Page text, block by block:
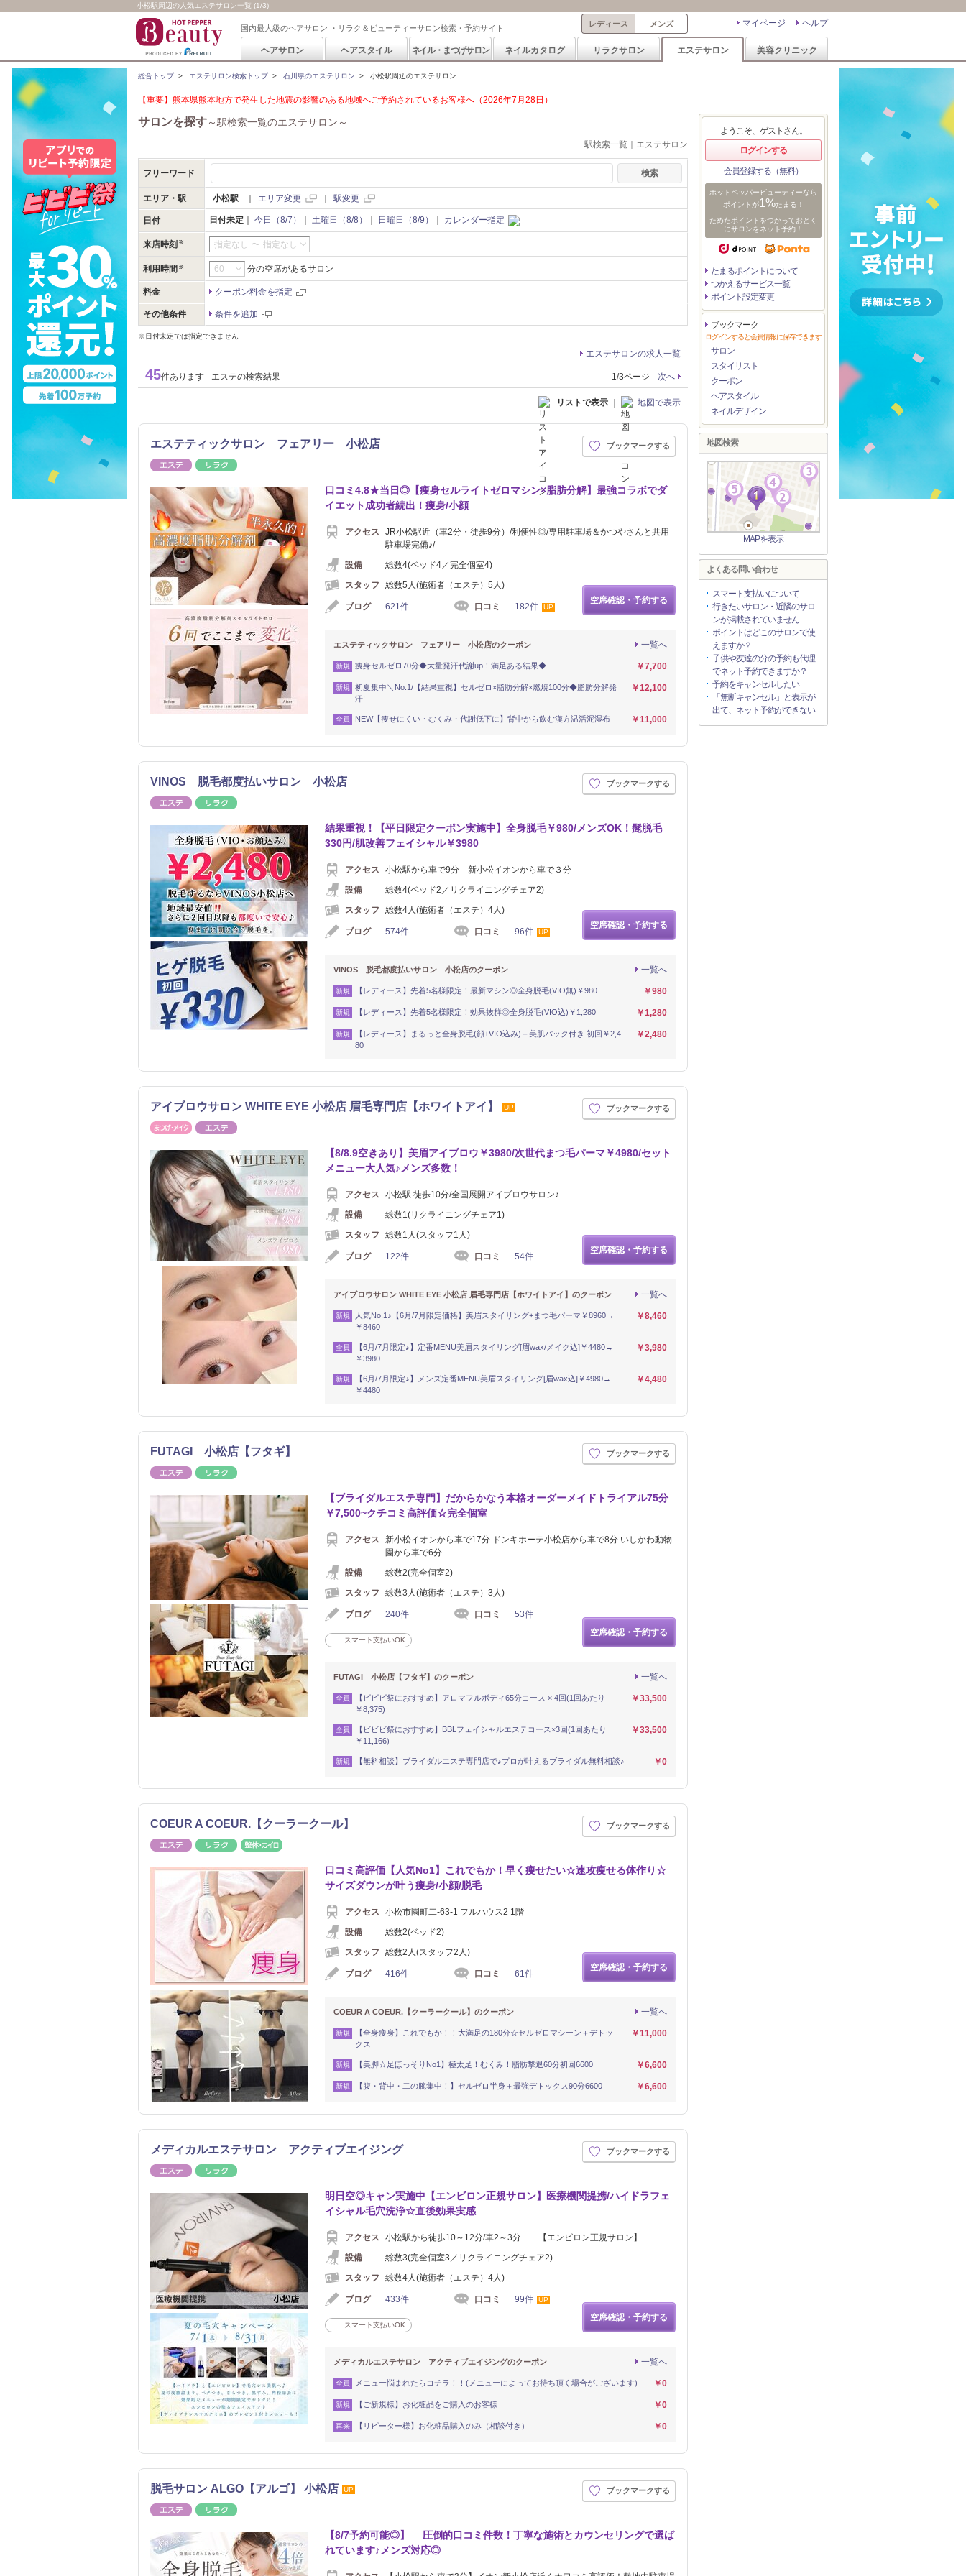
小松駅周辺の人気エステサロン一覧 (1/3)
国内最大級のヘアサロン ・リラク＆ビューティーサロン検索・予約サイト ヘルプ
マイページ
レディース メンズ
ヘアサロン ヘアスタイル ネイル・まつげサロン ネイルカタログ リラクサロン エステサロン 美容クリニック
総合トップ> エステサロン検索トップ> 石川県のエステサロン > 小松駅周辺のエステサロン
【重要】熊本県熊本地方で発生した地震の影響のある地域へご予約されているお客様へ（2026年7月28日）
サロンを探す～駅検索一覧のエステサロン～
駅検索一覧｜エステサロン
フリーワード
エリア・駅 小松駅 エリア変更 駅変更
日付 日付未定 今日（8/7） 土曜日（8/8） 日曜日（8/9） カレンダー指定
来店時刻 指定なし 〜 指定なし
利用時間 分の空席があるサロン
料金 クーポン料金を指定
その他条件 条件を追加
※日付未定では指定できません
エステサロンの求人一覧
45件あります - エステの検索結果 1/3ページ 次へ
リストで表示 ｜ 地図で表示
エステティックサロン フェアリー 小松店
エステ
ブックマークする
口コミ4.8★当日◎【痩身セルライトゼロマシン×脂肪分解】最強コラボでダ
イエット成功者続出！痩身/小顔
アクセス
JR小松駅近（車2分・徒歩9分）/利便性◎/専用駐車場＆かつやさんと共用
駐車場完備♪/
設備
総数4(ベッド4／完全個室4)
スタッフ
総数5人(施術者（エステ）5人)
ブログ 621件 口コミ 182件 UP
空席確認・予約する
一覧へ
エステティックサロン フェアリー 小松店のクーポン
新規 痩身セルゼロ70分◆大量発汗代謝up！満足ある結果◆ ￥7,700
新規
初夏集中＼No.1/【結果重視】セルゼロ×脂肪分解×燃焼100分◆脂肪分解発
汗!
￥12,100
全員 NEW【痩せにくい・むくみ・代謝低下に】背中から飲む漢方温活泥湿布 ￥11,000
VINOS 脱毛都度払いサロン 小松店
エステ
ブックマークする
結果重視！【平日限定クーポン実施中】全身脱毛￥980/メンズOK！髭脱毛
330円/肌改善フェイシャル￥3980
アクセス
小松駅から車で9分 新小松イオンから車で３分
設備
総数4(ベッド2／リクライニングチェア2)
スタッフ
総数4人(施術者（エステ）4人)
ブログ 574件 口コミ 96件 UP
空席確認・予約する
一覧へ
VINOS 脱毛都度払いサロン 小松店のクーポン
新規 【レディース】先着5名様限定！最新マシン◎全身脱毛(VIO無)￥980 ￥980
新規 【レディース】先着5名様限定！効果抜群◎全身脱毛(VIO込)￥1,280 ￥1,280
新規
【レディース】まるっと全身脱毛(顔+VIO込み)＋美肌パック付き 初回￥2,4
80
￥2,480
アイブロウサロン WHITE EYE 小松店 眉毛専門店【ホワイトアイ】 UP
まつげ・メイク
ブックマークする
【8/8.9空きあり】美眉アイブロウ￥3980/次世代まつ毛パーマ￥4980/セット
メニュー大人気♪メンズ多数！
アクセス
小松駅 徒歩10分/全国展開アイブロウサロン♪
設備
総数1(リクライニングチェア1)
スタッフ
総数1人(スタッフ1人)
ブログ 122件 口コミ 54件
空席確認・予約する
一覧へ
アイブロウサロン WHITE EYE 小松店 眉毛専門店【ホワイトアイ】のクーポン
新規
人気No.1♪【6月/7月限定価格】美眉スタイリング+まつ毛パーマ￥8960→
￥8460
￥8,460
全員
【6月/7月限定♪】定番MENU美眉スタイリング[眉wax/メイク込]￥4480→
￥3980
￥3,980
新規
【6月/7月限定♪】メンズ定番MENU美眉スタイリング[眉wax込]￥4980→
￥4480
￥4,480
FUTAGI 小松店【フタギ】
エステ
ブックマークする
【ブライダルエステ専門】だからかなう本格オーダーメイドトライアル75分
￥7,500~クチコミ高評価☆完全個室
アクセス
新小松イオンから車で17分 ドンキホーテ小松店から車で8分 いしかわ動物
園から車で6分
設備
総数2(完全個室2)
スタッフ
総数3人(施術者（エステ）3人)
ブログ 240件 口コミ 53件
スマート支払いOK
空席確認・予約する
一覧へ
FUTAGI 小松店【フタギ】のクーポン
全員
【ビビビ祭におすすめ】アロマフルボディ65分コース × 4回(1回あたり
￥8,375)
￥33,500
全員
【ビビビ祭におすすめ】BBLフェイシャルエステコース×3回(1回あたり
￥11,166)
￥33,500
新規 【無料相談】ブライダルエステ専門店で♪プロが叶えるブライダル無料相談♪ ￥0
COEUR A COEUR.【クーラークール】
エステ リラク
ブックマークする
口コミ高評価【人気No1】これでもか！早く痩せたい☆速攻痩せる体作り☆
サイズダウンが叶う痩身/小顔/脱毛
アクセス
小松市園町二-63-1 フルハウス2 1階
設備
総数2(ベッド2)
スタッフ
総数2人(スタッフ2人)
ブログ 416件 口コミ 61件
空席確認・予約する
一覧へ
COEUR A COEUR.【クーラークール】のクーポン
新規
【全身痩身】これでもか！！大満足の180分☆セルゼロマシーン＋デトッ
クス
￥11,000
新規 【美脚☆足ほっそりNo1】極太足！むくみ！脂肪撃退60分初回6600 ￥6,600
新規 【腹・背中・二の腕集中！】セルゼロ半身＋最強デトックス90分6600 ￥6,600
メディカルエステサロン アクティブエイジング
エステ
ブックマークする
明日空◎キャン実施中【エンビロン正規サロン】医療機関提携/ハイドラフェ
イシャル毛穴洗浄☆直後効果実感
アクセス
小松駅から徒歩10～12分/車2～3分 【エンビロン正規サロン】
設備
総数3(完全個室3／リクライニングチェア2)
スタッフ
総数4人(施術者（エステ）4人)
ブログ 433件 口コミ 99件 UP
スマート支払いOK
空席確認・予約する
一覧へ
メディカルエステサロン アクティブエイジングのクーポン
全員 メニュー悩まれたらコチラ！！(メニューによってお待ち頂く場合がございます) ￥0
新規 【ご新規様】お化粧品をご購入のお客様 ￥0
再来 【リピーター様】お化粧品購入のみ（相談付き） ￥0
脱毛サロン ALGO【アルゴ】 小松店 UP
エステ
ブックマークする
【8/7予約可能◎】 圧倒的口コミ件数！丁寧な施術とカウンセリングで選ば
れています♪メンズ対応◎
ようこそ、ゲストさん。
ログインする
会員登録する（無料）
ホットペッパービューティーなら
ポイントが1%たまる！
ためたポイントをつかっておとく
にサロンをネット予約！
たまるポイントについて
つかえるサービス一覧
ポイント設定変更
ブックマーク
ログインすると会員情報に保存できます
サロン
スタイリスト
クーポン
ヘアスタイル
ネイルデザイン
地図検索
MAPを表示
よくある問い合わせ
スマート支払いについて
行きたいサロン・近隣のサロ
ンが掲載されていません
ポイントはどこのサロンで使
えますか？
子供や友達の分の予約も代理
でネット予約できますか？
予約をキャンセルしたい
「無断キャンセル」と表示が
出て、ネット予約ができない